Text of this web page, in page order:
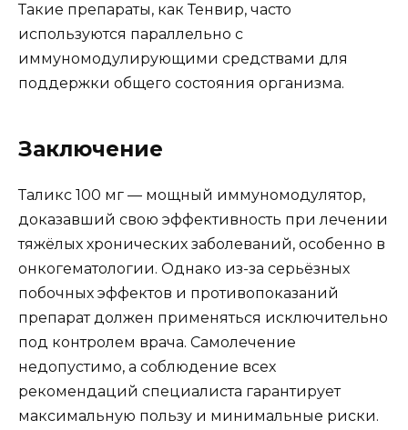
Такие препараты, как Тенвир, часто
используются параллельно с
иммуномодулирующими средствами для
поддержки общего состояния организма.
Заключение
Таликс 100 мг — мощный иммуномодулятор,
доказавший свою эффективность при лечении
тяжёлых хронических заболеваний, особенно в
онкогематологии. Однако из-за серьёзных
побочных эффектов и противопоказаний
препарат должен применяться исключительно
под контролем врача. Самолечение
недопустимо, а соблюдение всех
рекомендаций специалиста гарантирует
максимальную пользу и минимальные риски.